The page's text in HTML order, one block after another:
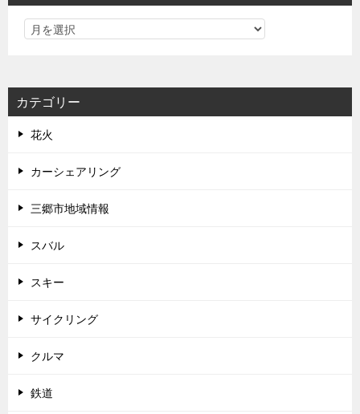
カテゴリー
花火
カーシェアリング
三郷市地域情報
スバル
スキー
サイクリング
クルマ
鉄道